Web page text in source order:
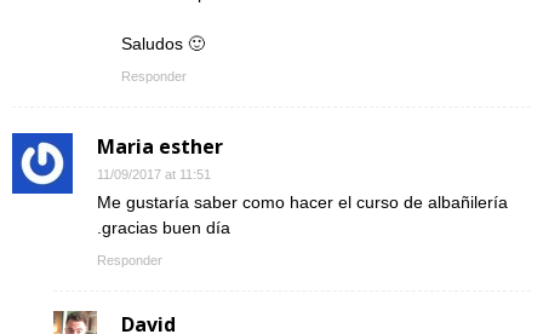
Saludos 🙂
Responder
Maria esther
11/09/2017 at 11:51
Me gustaría saber como hacer el curso de albañilería
.gracias buen día
Responder
David